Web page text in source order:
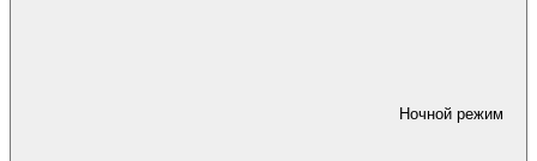
Ночной режим